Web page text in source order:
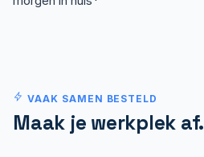
VAAK SAMEN BESTELD
Maak je werkplek af.